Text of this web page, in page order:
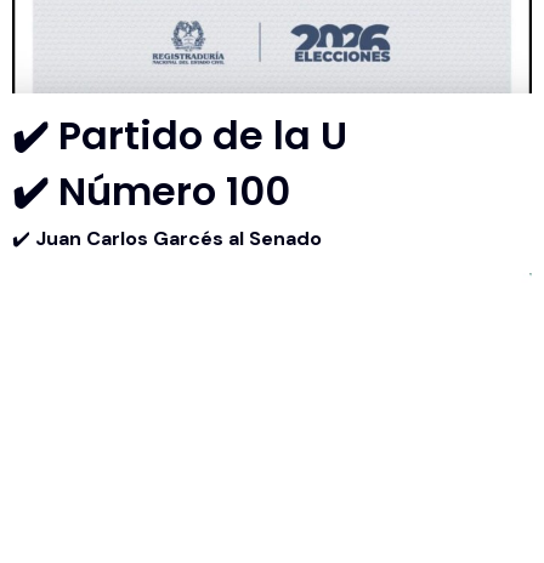
✔️ Partido de la U
✔️ Número 100
✔️ Juan Carlos Garcés al Senado